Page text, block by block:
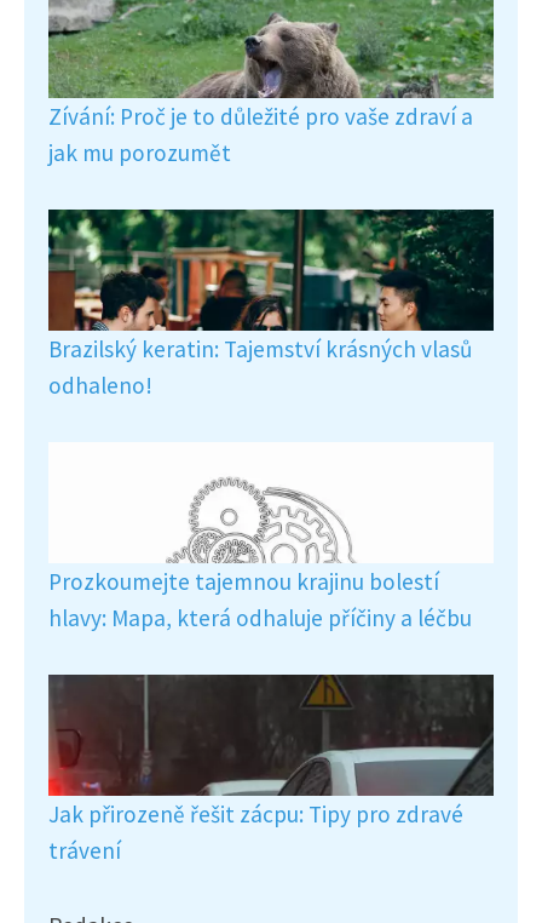
Zívání: Proč je to důležité pro vaše zdraví a
jak mu porozumět
Brazilský keratin: Tajemství krásných vlasů
odhaleno!
Prozkoumejte tajemnou krajinu bolestí
hlavy: Mapa, která odhaluje příčiny a léčbu
Jak přirozeně řešit zácpu: Tipy pro zdravé
trávení